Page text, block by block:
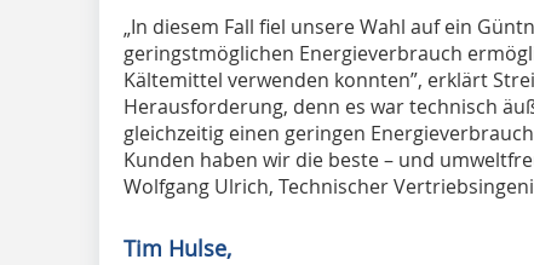
„In diesem Fall fiel unsere Wahl auf ein
geringstmöglichen Energieverbrauch
Kältemittel verwenden konnten”, erklärt
Herausforderung, denn es war technisch
gleichzeitig einen geringen
Kunden haben wir die beste – und
Wolfgang Ulrich, Technischer
Tim Hulse,